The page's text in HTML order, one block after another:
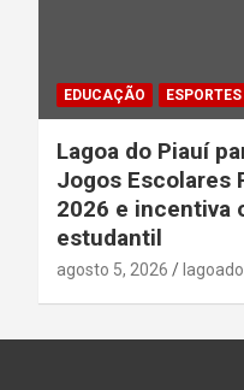
EDUCAÇÃO ESPORTES
Lagoa do Piauí
Jogos Escolares
2026 e incentiva
estudantil
agosto 5, 2026